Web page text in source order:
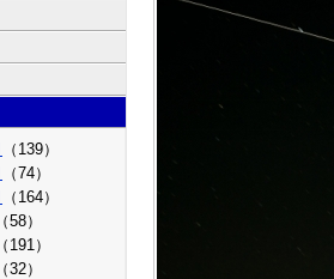
（139）
（74）
（164）
（58）
（191）
（32）